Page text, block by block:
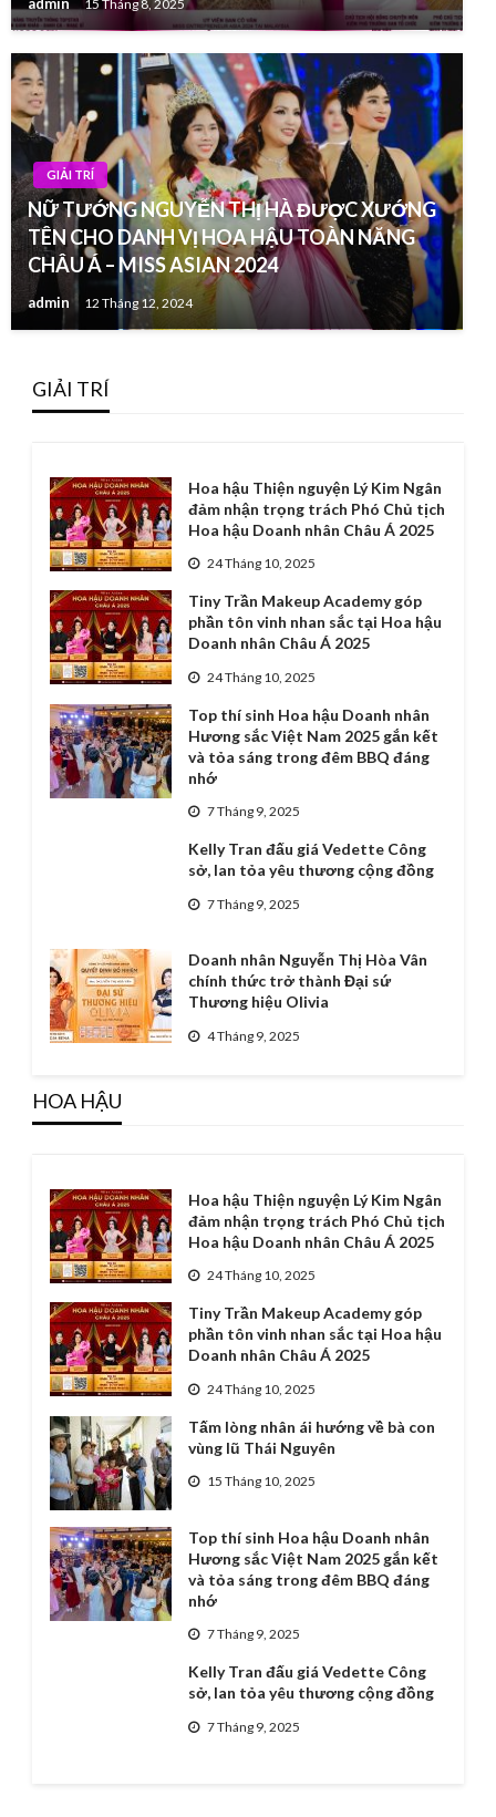
GIẢI TRÍ
NỮ TƯỚNG NGUYỄN THỊ HÀ ĐƯỢC XƯỚNG
TÊN CHO DANH VỊ HOA HẬU TOÀN NĂNG
CHÂU Á – MISS ASIAN 2024
admin 12 Tháng 12, 2024
GIẢI TRÍ
Hoa hậu Thiện nguyện Lý Kim Ngân
đảm nhận trọng trách Phó Chủ tịch
Hoa hậu Doanh nhân Châu Á 2025
24 Tháng 10, 2025
Tiny Trần Makeup Academy góp
phần tôn vinh nhan sắc tại Hoa hậu
Doanh nhân Châu Á 2025
24 Tháng 10, 2025
Top thí sinh Hoa hậu Doanh nhân
Hương sắc Việt Nam 2025 gắn kết
và tỏa sáng trong đêm BBQ đáng
nhớ
7 Tháng 9, 2025
Kelly Tran đấu giá Vedette Công
sở, lan tỏa yêu thương cộng đồng
7 Tháng 9, 2025
Doanh nhân Nguyễn Thị Hòa Vân
chính thức trở thành Đại sứ
Thương hiệu Olivia
4 Tháng 9, 2025
HOA HẬU
Hoa hậu Thiện nguyện Lý Kim Ngân
đảm nhận trọng trách Phó Chủ tịch
Hoa hậu Doanh nhân Châu Á 2025
24 Tháng 10, 2025
Tiny Trần Makeup Academy góp
phần tôn vinh nhan sắc tại Hoa hậu
Doanh nhân Châu Á 2025
24 Tháng 10, 2025
Tấm lòng nhân ái hướng về bà con
vùng lũ Thái Nguyên
15 Tháng 10, 2025
Top thí sinh Hoa hậu Doanh nhân
Hương sắc Việt Nam 2025 gắn kết
và tỏa sáng trong đêm BBQ đáng
nhớ
7 Tháng 9, 2025
Kelly Tran đấu giá Vedette Công
sở, lan tỏa yêu thương cộng đồng
7 Tháng 9, 2025